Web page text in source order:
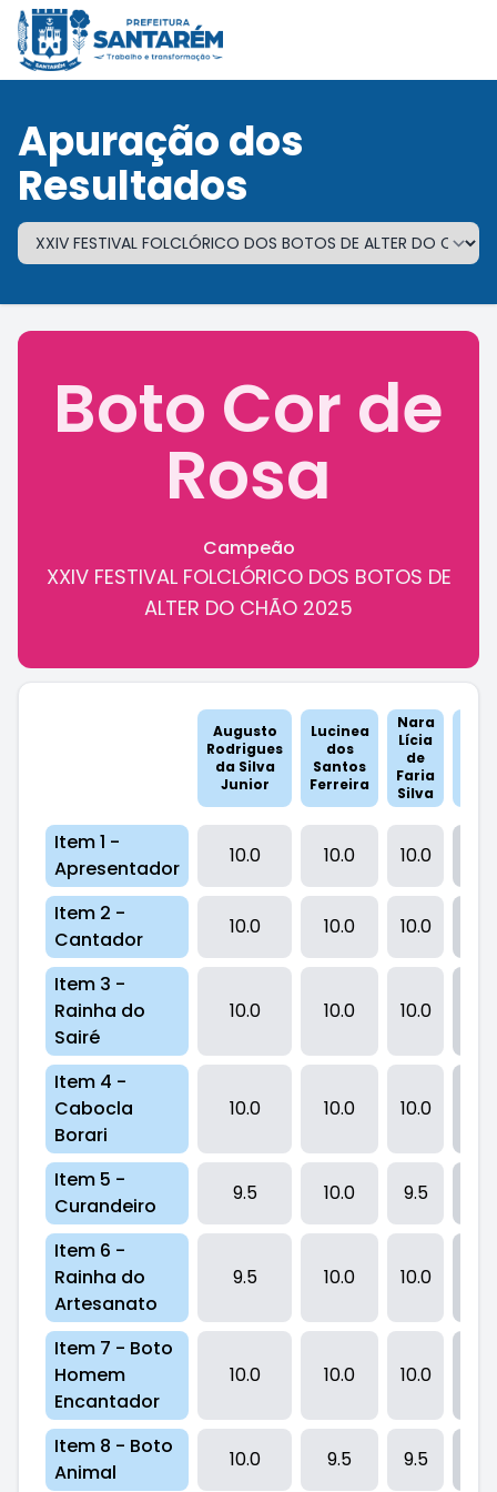
Apuração dos
Resultados
Boto Cor de
Rosa
Campeão
XXIV FESTIVAL FOLCLÓRICO DOS BOTOS DE
ALTER DO CHÃO 2025
Augusto
Rodrigues
da Silva
Junior
Lucinea
dos
Santos
Ferreira
Nara
Lícia
de
Faria
Silva
Item 1 -
Apresentador
10.0 10.0 10.0
Item 2 -
Cantador
10.0 10.0 10.0
Item 3 -
Rainha do
Sairé
10.0 10.0 10.0
Item 4 -
Cabocla
Borari
10.0 10.0 10.0
Item 5 -
Curandeiro
9.5 10.0 9.5
Item 6 -
Rainha do
Artesanato
9.5 10.0 10.0
Item 7 - Boto
Homem
Encantador
10.0 10.0 10.0
Item 8 - Boto
Animal
10.0 9.5 9.5